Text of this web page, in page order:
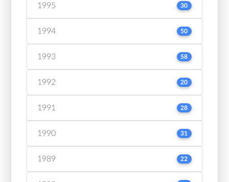
1995 30
1994 50
1993 58
1992 20
1991 28
1990 31
1989 22